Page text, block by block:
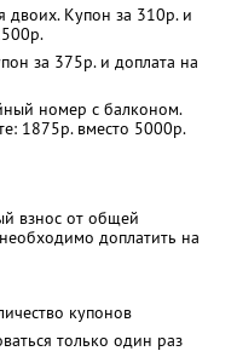
двоих. Купон за 310р. и
за 375р. и доплата на
номер с балконом.
1875р. вместо 5000р.
взнос от общей
доплатить на
купонов
только один раз